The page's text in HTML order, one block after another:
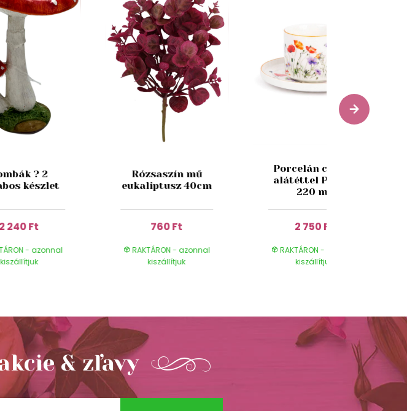
? 2
készlet
2 240 Ft
- azonnal
kiszállítjuk
Rózsaszín mű
eukaliptusz 40cm
760 Ft
RAKTÁRON - azonnal
kiszállítjuk
Porcelán csésze
alátéttel Pipacs
220 ml
2 750 Ft
RAKTÁRON - azonnal
kiszállítjuk
& zľavy